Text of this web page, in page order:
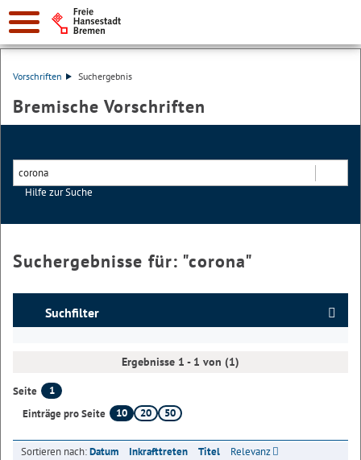
Vorschriften Suchergebnis
Bremische Vorschriften
Hilfe zur Suche
Suchergebnisse für: "corona"
Suchfilter
Ergebnisse 1 - 1 von (1)
Seite
1
Einträge pro Seite
10 20 50
Sortieren nach:Datum Inkrafttreten Titel Relevanz